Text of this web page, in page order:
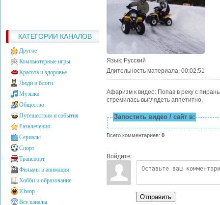
КАТЕГОРИИ КАНАЛОВ
Другое
Компьютерные игры
Красота и здоровье
Люди и блоги
Музыка
Общество
Путешествия и события
Развлечения
Сериалы
Спорт
Транспорт
Фильмы и анимация
Хобби и образование
Юмор
Все каналы
Язык: Русский
Длительность материала: 00:02:51
Афаризм к видео: Попав в реку с
стремилась выглядеть аппетитно.
Запостить видео / сайт в:
Всего комментариев: 0
Войдите:
Отправить